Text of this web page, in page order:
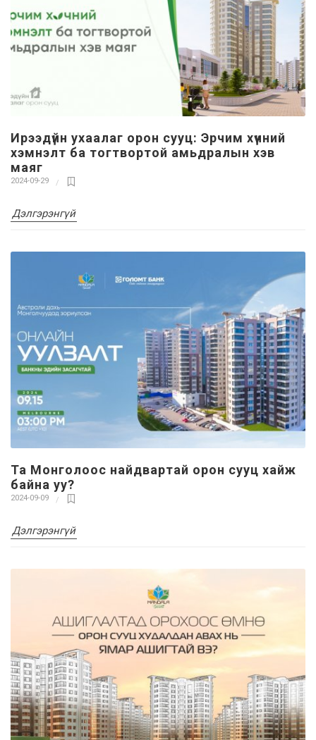
Ирээдүйн ухаалаг орон сууц: Эрчим хүчний
хэмнэлт ба тогтвортой амьдралын хэв
маяг
2024-09-29
Дэлгэрэнгүй
Та Монголоос найдвартай орон сууц хайж
байна уу?
2024-09-09
Дэлгэрэнгүй